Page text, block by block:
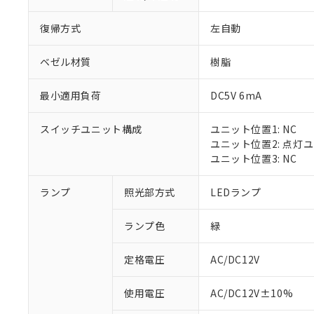
復帰方式 左自動
ベゼル材質 樹脂
最小適用負荷 DC5V 6mA
スイッチユニット構成
ユニット位置1: NC
ユニット位置2: 点灯
ユニット位置3: NC
ランプ 照光部方式 LEDランプ
ランプ色 緑
定格電圧 AC/DC12V
使用電圧 AC/DC12V±10%
ご利用条件
※1 対応状況
調査・確認中：
非該当品：ライセ
仕入先様の事情に
があります。
※1 中国